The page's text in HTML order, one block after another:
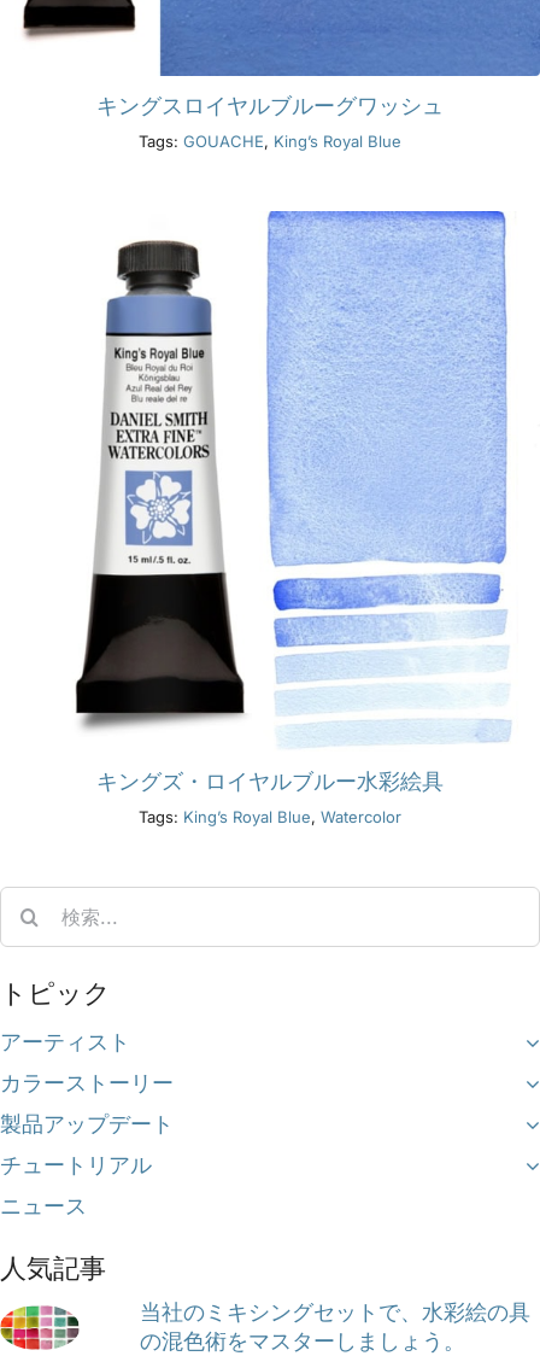
キングスロイヤルブルーグワッシュ
Tags: GOUACHE, King’s Royal Blue
キングズ・ロイヤルブルー水彩絵具
Tags: King’s Royal Blue, Watercolor
トピック
アーティスト
カラーストーリー
製品アップデート
チュートリアル
ニュース
人気記事
当社のミキシングセットで、水彩絵の具
の混色術をマスターしましょう。